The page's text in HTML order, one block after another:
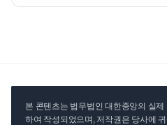
본 콘텐츠는 법무법인 대한중앙의 실
하여 작성되었으며, 저작권은 당사에